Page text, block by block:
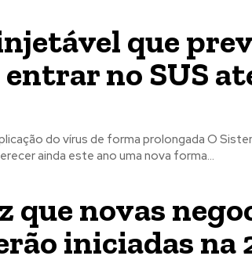
que
no SUS
do vírus de forma prolongada O
ainda este ano uma nova forma...
que novas
iniciadas na